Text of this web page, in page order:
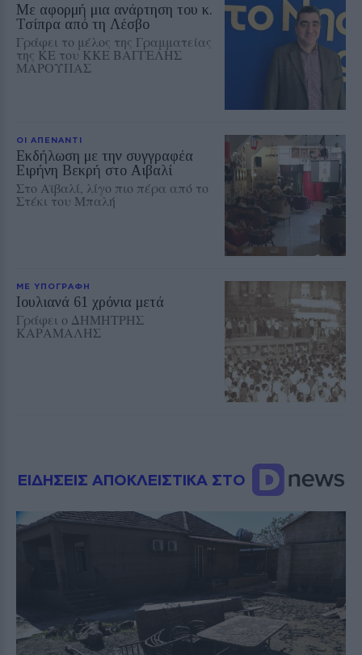
Με αφορμή μια ανάρτηση του κ.
Τσίπρα από τη Λέσβο
Γράφει το μέλος της Γραμματείας
της ΚΕ του ΚΚΕ ΒΑΓΓΕΛΗΣ
ΜΑΡΟΥΠΑΣ
ΟΙ ΑΠΕΝΑΝΤΙ
Εκδήλωση με την συγγραφέα
Ειρήνη Βεκρή στο Αιβαλί
Στο Αϊβαλί, λίγο πιο πέρα από το
Στέκι του Μπαλή
ΜΕ ΥΠΟΓΡΑΦΗ
Ioυλιανά 61 χρόνια μετά
Γράφει ο ΔΗΜΗΤΡΗΣ
ΚΑΡΑΜΑΛΗΣ
ΕΙΔΗΣΕΙΣ ΑΠΟΚΛΕΙΣΤΙΚΑ ΣΤΟ